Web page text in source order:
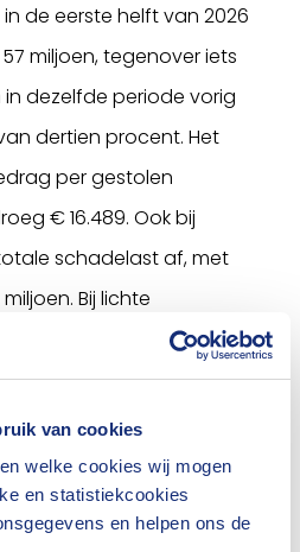
van cookies
welke cookies wij mogen
en statistiekcookies
en helpen ons de
de eerste helft van 2026
miljoen, tegenover iets
dezelfde periode vorig
dertien procent. Het
per gestolen
€ 16.489. Ook bij
schadelast af, met
Bij lichte
totale schadelast nagenoeg
andere favoriet
zijn duidelijke
als het gaat om de meest